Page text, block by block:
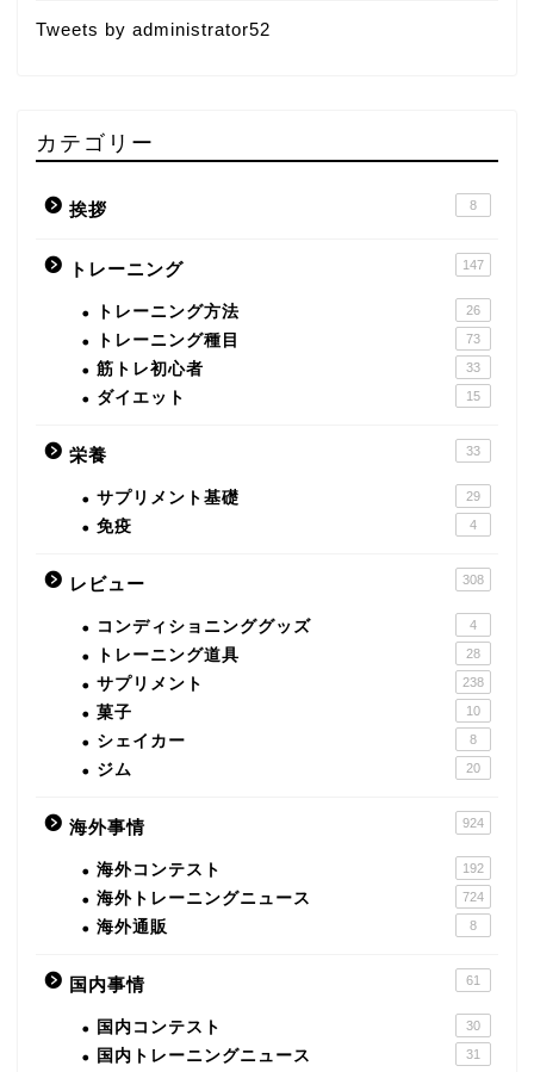
Tweets by administrator52
カテゴリー
挨拶 8
トレーニング 147
トレーニング方法 26
トレーニング種目 73
筋トレ初心者 33
ダイエット 15
栄養 33
サプリメント基礎 29
免疫 4
レビュー 308
コンディショニンググッズ 4
トレーニング道具 28
サプリメント 238
菓子 10
シェイカー 8
ジム 20
海外事情 924
海外コンテスト 192
海外トレーニングニュース 724
海外通販 8
国内事情 61
国内コンテスト 30
国内トレーニングニュース 31